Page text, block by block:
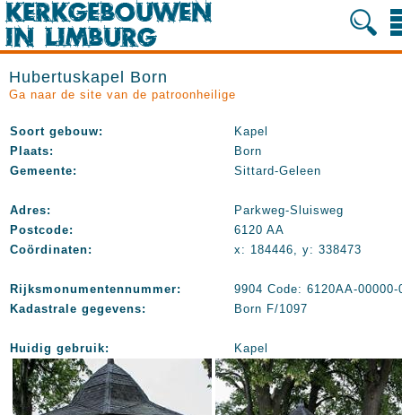
Hubertuskapel Born
Ga naar de site van de patroonheilige
Soort gebouw:
Kapel
Plaats:
Born
Gemeente:
Sittard-Geleen
Adres:
Parkweg-Sluisweg
Postcode:
6120 AA
Coördinaten:
x: 184446, y: 338473
Rijksmonumentennummer:
9904 Code: 6120AA-00000-
Kadastrale gegevens:
Born F/1097
Huidig gebruik: Kapel